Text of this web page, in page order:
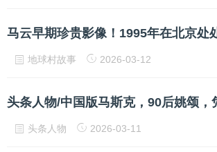
地球村故事 2026-03-12
头条人物/中国版马斯克，90后姚颂，
头条人物 2026-03-11